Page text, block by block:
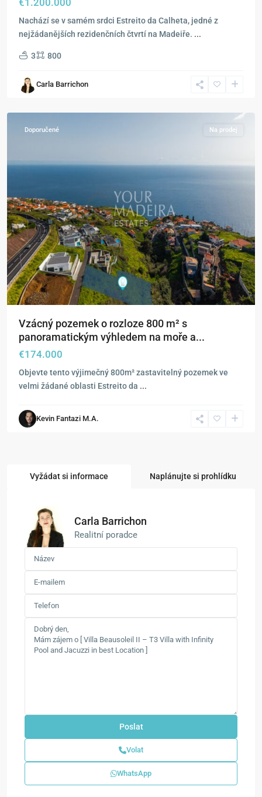
€1.200.000
Nachází se v samém srdci Estreito da Calheta, jedné z
nejžádanějších rezidenčních čtvrtí na Madeiře. ...
3 800
Carla Barrichon
Calheta,
da
Doporučené Na prodej
Vzácný pozemek o rozloze 800 m² s
panoramatickým výhledem na moře a...
€174.000
Objevte tento výjimečný 800m² zastavitelný pozemek ve
velmi žádané oblasti Estreito da ...
Kevin Fantazi M.A.
Vyžádat si informace Naplánujte si prohlídku
Carla Barrichon
Realitní poradce
Volat
WhatsApp